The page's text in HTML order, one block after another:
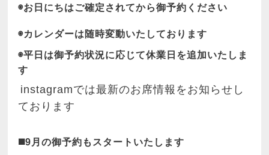
◉お日にちはご確定されてから御予約ください
◉カレンダーは随時変動いたしております
◉平日は御予約状況に応じて休業日を追加いたしま
す
instagramでは最新のお席情報をお知らせし
ております
◼️9月の御予約もスタートいたします